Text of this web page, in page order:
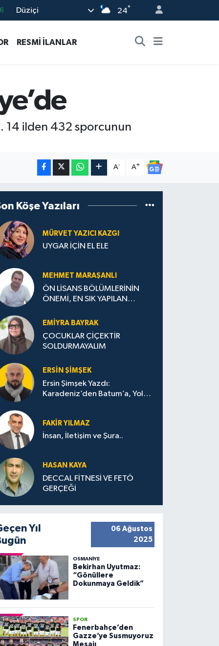
Düziçi 24°
RESMİ İLANLAR
14 ilden 432 sporcunun
A- A+
Köşe Yazıları
MÜRVET YAZICI KAZGI
UYGAR İÇİN EL ELE
MEHMET MARAŞANLI
ÖN LİSANS BÖLÜMLERİNİN
ÖNEMİ, EN SIK YAPILAN
STRATEJİLERİ
EMIYRA BAYRAK
ÇOCUKLAR ÇİÇEKTİR
SOLDURMAYALIM
ERSIN ŞIMŞEK
Ersin Şimşek Yazdı:
Karadeniz’den Batum’a, Yolun
FAKIR YILMAZ
İnsan, İletişim ve Şura..
HASAN KAYA
DECCAL FİTNESİ VE FETÖ
GERÇEĞİ
Yıl
06 Ağustos
2025
OSMANIYE
Bekirhan Uyutmaz:
“Gönüllere
Dokunmaya Geldik”
SPOR
Fenerbahçe’den
Gazze’ye Susmuyoruz
Mesajı